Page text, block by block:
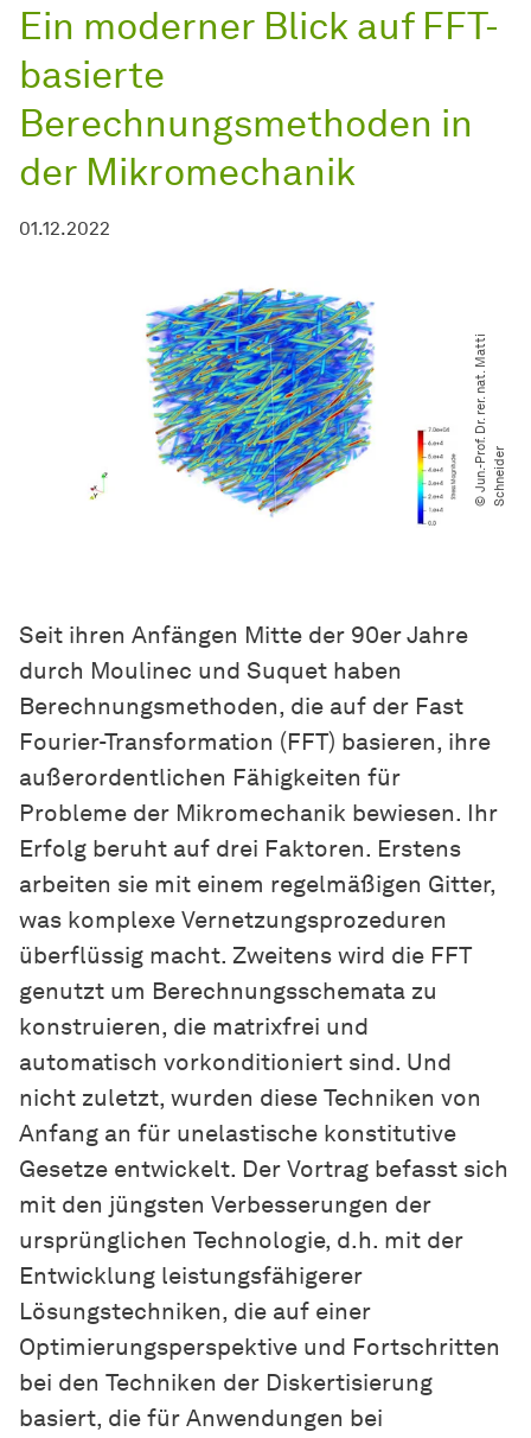
Ein moderner Blick auf FFT-
basierte
Berechnungsmethoden in
der Mikromechanik
01.12.2022
©
J
u
n.
-
P
ro
f.
D
r.
r
e
r.
n
a
t.
M
a
t
t
i
S
c
h
n
e
i
d
er
Seit ihren Anfängen Mitte der 90er Jahre
durch Moulinec und Suquet haben
Berechnungsmethoden, die auf der Fast
Fourier-Transformation (FFT) basieren, ihre
außerordentlichen Fähigkeiten für
Probleme der Mikromechanik bewiesen. Ihr
Erfolg beruht auf drei Faktoren. Erstens
arbeiten sie mit einem regelmäßigen Gitter,
was komplexe Vernetzungsprozeduren
überflüssig macht. Zweitens wird die FFT
genutzt um Berechnungsschemata zu
konstruieren, die matrixfrei und
automatisch vorkonditioniert sind. Und
nicht zuletzt, wurden diese Techniken von
Anfang an für unelastische konstitutive
Gesetze entwickelt. Der Vortrag befasst sich
mit den jüngsten Verbesserungen der
ursprünglichen Technologie, d.h. mit der
Entwicklung leistungsfähigerer
Lösungstechniken, die auf einer
Optimierungsperspektive und Fortschritten
bei den Techniken der Diskertisierung
basiert, die für Anwendungen bei